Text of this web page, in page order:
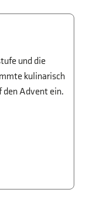
und die
kulinarisch
den Advent ein.